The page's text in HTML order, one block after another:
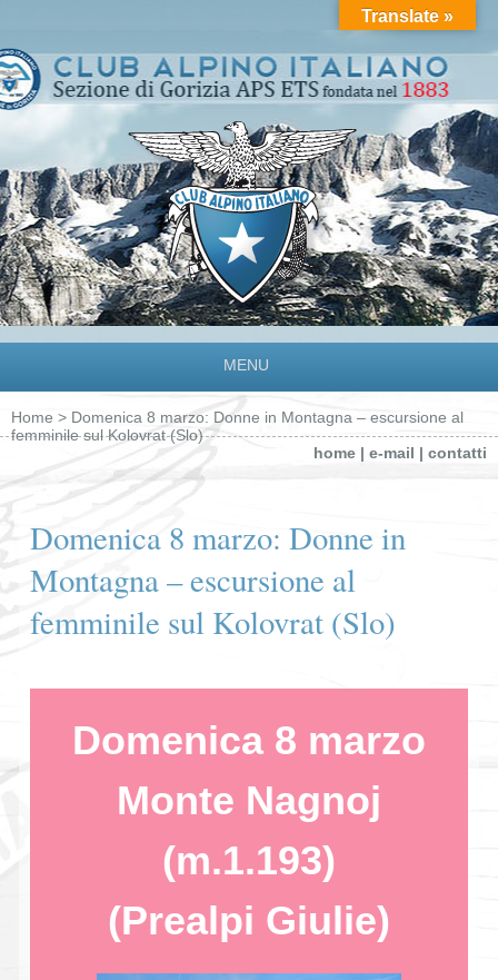
MENU
Home > Domenica 8 marzo: Donne in Montagna – escursione al
femminile sul Kolovrat (Slo)
home | e-mail | contatti
Domenica 8 marzo: Donne in
Montagna – escursione al
femminile sul Kolovrat (Slo)
Domenica 8 marzo
Monte Nagnoj
(m.1.193)
(Prealpi Giulie)
Translate »